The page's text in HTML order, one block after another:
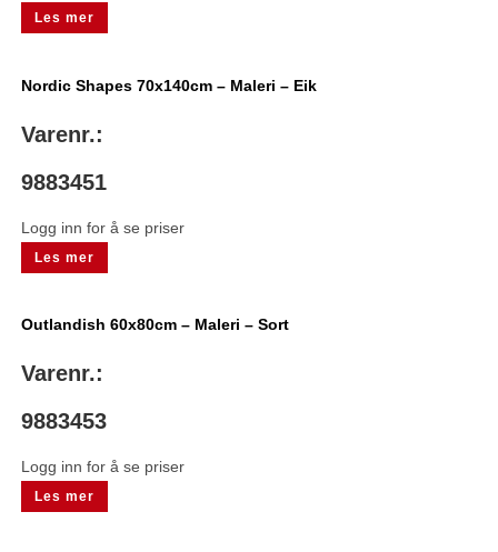
Les mer
Nordic Shapes 70x140cm – Maleri – Eik
Varenr.:
9883451
Logg inn for å se priser
Les mer
Outlandish 60x80cm – Maleri – Sort
Varenr.:
9883453
Logg inn for å se priser
Les mer